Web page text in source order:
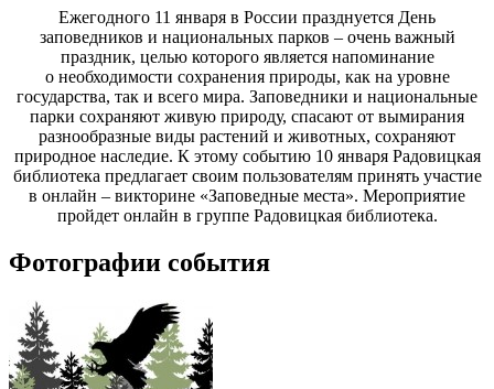
Ежегодного 11 января в России празднуется День
заповедников и национальных парков – очень важный
праздник, целью которого является напоминание
о необходимости сохранения природы, как на уровне
государства, так и всего мира. Заповедники и национальные
парки сохраняют живую природу, спасают от вымирания
разнообразные виды растений и животных, сохраняют
природное наследие. К этому событию 10 января Радовицкая
библиотека предлагает своим пользователям принять участие
в онлайн – викторине «Заповедные места». Мероприятие
пройдет онлайн в группе Радовицкая библиотека.
Фотографии события